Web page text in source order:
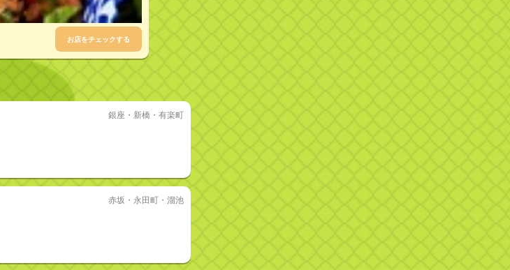
お店をチェックする
銀座・新橋・有楽町
赤坂・永田町・溜池